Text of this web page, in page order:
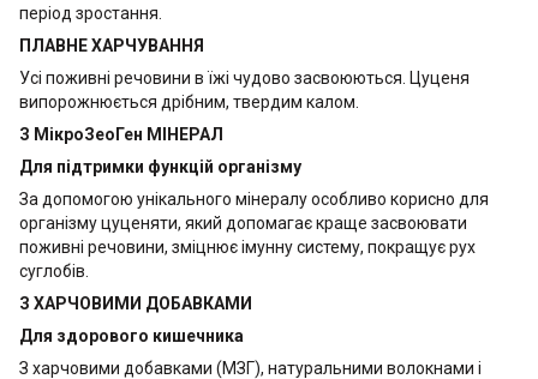
період зростання.
ПЛАВНЕ ХАРЧУВАННЯ
Усі поживні речовини в їжі чудово засвоюються. Цуценя
випорожнюється дрібним, твердим калом.
З МікроЗеоГен МІНЕРАЛ
Для підтримки функцій організму
За допомогою унікального мінералу особливо корисно для
організму цуценяти, який допомагає краще засвоювати
поживні речовини, зміцнює імунну систему, покращує рух
суглобів.
З ХАРЧОВИМИ ДОБАВКАМИ
Для здорового кишечника
З харчовими добавками (МЗГ), натуральними волокнами і